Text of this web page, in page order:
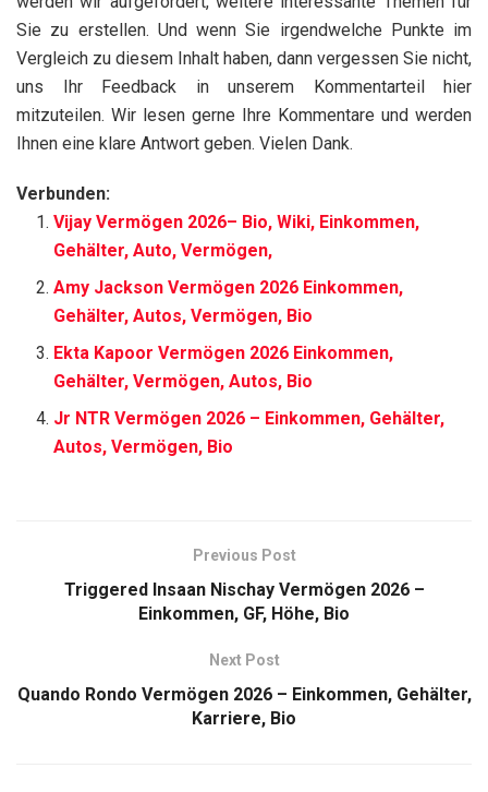
Sie zu erstellen. Und wenn Sie irgendwelche Punkte im
Vergleich zu diesem Inhalt haben, dann vergessen Sie nicht,
uns Ihr Feedback in unserem Kommentarteil hier
mitzuteilen. Wir lesen gerne Ihre Kommentare und werden
Ihnen eine klare Antwort geben. Vielen Dank.
Verbunden:
Vijay Vermögen 2026– Bio, Wiki, Einkommen,
Gehälter, Auto, Vermögen,
Amy Jackson Vermögen 2026 Einkommen,
Gehälter, Autos, Vermögen, Bio
Ekta Kapoor Vermögen 2026 Einkommen,
Gehälter, Vermögen, Autos, Bio
Jr NTR Vermögen 2026 – Einkommen, Gehälter,
Autos, Vermögen, Bio
Previous Post
Triggered Insaan Nischay Vermögen 2026 –
Einkommen, GF, Höhe, Bio
Next Post
Quando Rondo Vermögen 2026 – Einkommen, Gehälter,
Karriere, Bio